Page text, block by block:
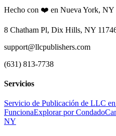
Hecho con ❤️ en Nueva York, NY
8 Chatham Pl, Dix Hills, NY
support@llcpublishers.com
(631) 813-7738
Servicios
Servicio de Publicación de LLC
FuncionaExplorar por Condado
NY